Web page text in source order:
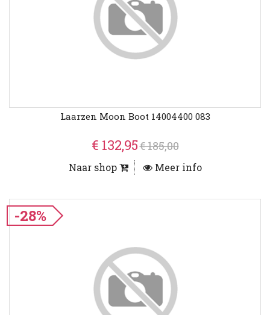
Laarzen Moon Boot 14004400 083
€ 132,95€ 185,00
Naar shop Meer info
-28%